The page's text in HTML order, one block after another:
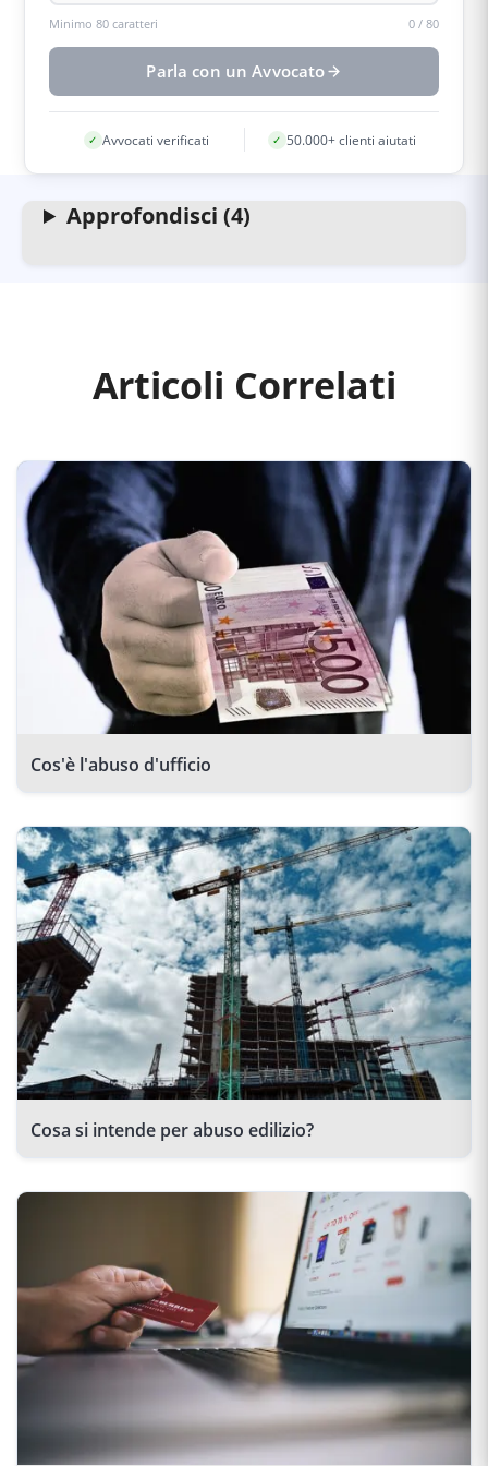
Minimo 80 caratteri 0/ 80
Parla con un Avvocato
✓ Avvocati verificati ✓ 50.000+ clienti aiutati
Approfondisci (4)
Articoli Correlati
Cos'è l'abuso d'ufficio
Cosa si intende per abuso edilizio?